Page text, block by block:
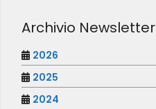
Archivio Newsletter
2026
2025
2024